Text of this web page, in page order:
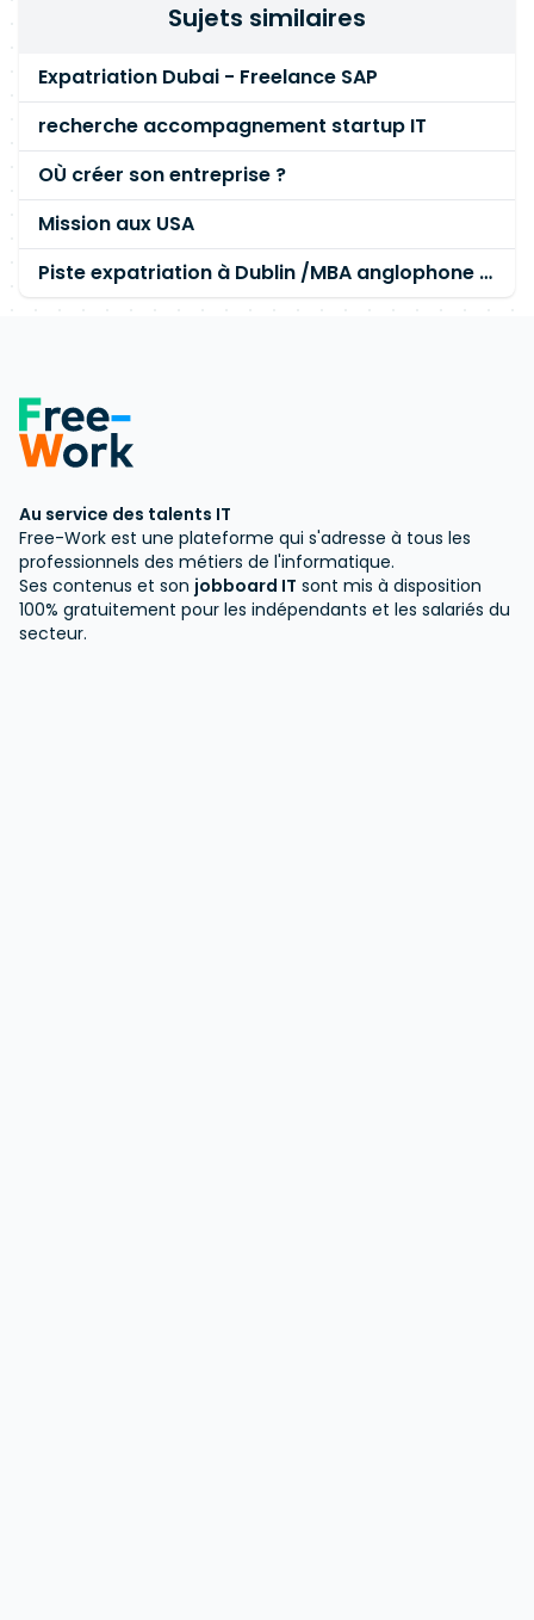
Sujets similaires
Expatriation Dubai - Freelance SAP
recherche accompagnement startup IT
OÙ créer son entreprise ?
Mission aux USA
Piste expatriation à Dublin /MBA anglophone vos conseils ou PVT
Au service des talents IT
Free-Work est une plateforme qui s'adresse à tous les
professionnels des métiers de l'informatique.
Ses contenus et son jobboard IT sont mis à disposition
100% gratuitement pour les indépendants et les salariés du
secteur.